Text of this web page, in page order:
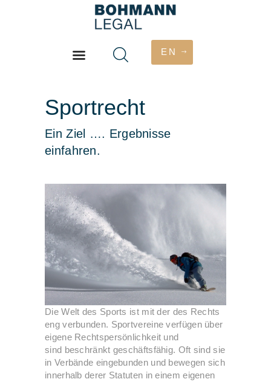
EN
PHILOSOPHIE
DIENSTLEISTUNGEN
KONTAKT
Sportrecht
Ein Ziel …. Ergebnisse
einfahren.
Die Welt des Sports ist mit der des Rechts
eng verbunden. Sportvereine verfügen über
eigene Rechtspersönlichkeit und
sind beschränkt geschäftsfähig. Oft sind sie
in Verbände eingebunden und bewegen sich
innerhalb derer Statuten in einem eigenen